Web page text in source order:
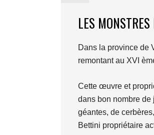
LES
Dans la province de
remontant au XVI
Cette œuvre et
dans bon nombre de
géantes, de
Bettini propriétaire